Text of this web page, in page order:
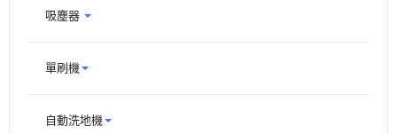
吸塵器
單刷機
自動洗地機